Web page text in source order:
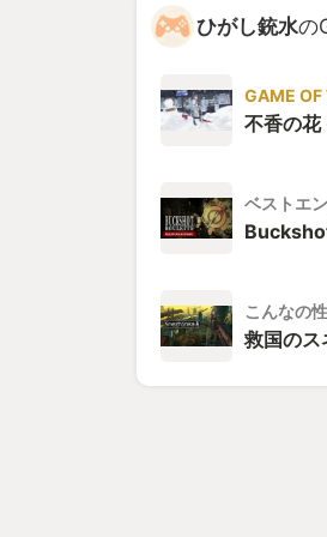
ひがし銃水の
GAME OF
不香の
ベストエ
こんなの
救国の